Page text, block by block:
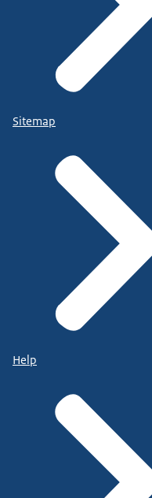
Sitemap
Help